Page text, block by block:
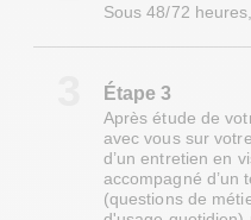
Sous 48/72
Étape 3
Après étude de
avec vous sur
d’un entretien en
accompagné d’un
(questions de